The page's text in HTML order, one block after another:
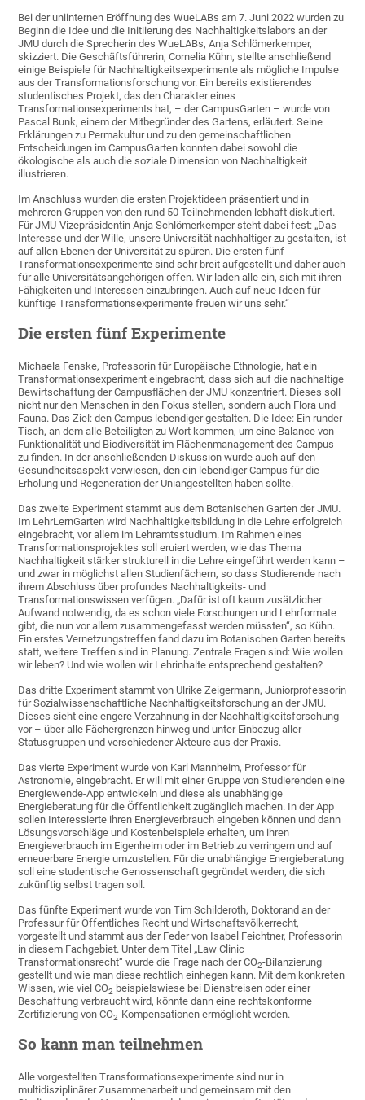
Bei der uniinternen Eröffnung des WueLABs am 7. Juni 2022 wurden zu
Beginn die Idee und die Initiierung des Nachhaltigkeitslabors an der
JMU durch die Sprecherin des WueLABs, Anja Schlömerkemper,
skizziert. Die Geschäftsführerin, Cornelia Kühn, stellte anschließend
einige Beispiele für Nachhaltigkeitsexperimente als mögliche Impulse
aus der Transformationsforschung vor. Ein bereits existierendes
studentisches Projekt, das den Charakter eines
Transformationsexperiments hat, – der CampusGarten – wurde von
Pascal Bunk, einem der Mitbegründer des Gartens, erläutert. Seine
Erklärungen zu Permakultur und zu den gemeinschaftlichen
Entscheidungen im CampusGarten konnten dabei sowohl die
ökologische als auch die soziale Dimension von Nachhaltigkeit
illustrieren.
Im Anschluss wurden die ersten Projektideen präsentiert und in
mehreren Gruppen von den rund 50 Teilnehmenden lebhaft diskutiert.
Für JMU-Vizepräsidentin Anja Schlömerkemper steht dabei fest: „Das
Interesse und der Wille, unsere Universität nachhaltiger zu gestalten, ist
auf allen Ebenen der Universität zu spüren. Die ersten fünf
Transformationsexperimente sind sehr breit aufgestellt und daher auch
für alle Universitätsangehörigen offen. Wir laden alle ein, sich mit ihren
Fähigkeiten und Interessen einzubringen. Auch auf neue Ideen für
künftige Transformationsexperimente freuen wir uns sehr.“
Die ersten fünf Experimente
Michaela Fenske, Professorin für Europäische Ethnologie, hat ein
Transformationsexperiment eingebracht, dass sich auf die nachhaltige
Bewirtschaftung der Campusflächen der JMU konzentriert. Dieses soll
nicht nur den Menschen in den Fokus stellen, sondern auch Flora und
Fauna. Das Ziel: den Campus lebendiger gestalten. Die Idee: Ein runder
Tisch, an dem alle Beteiligten zu Wort kommen, um eine Balance von
Funktionalität und Biodiversität im Flächenmanagement des Campus
zu finden. In der anschließenden Diskussion wurde auch auf den
Gesundheitsaspekt verwiesen, den ein lebendiger Campus für die
Erholung und Regeneration der Uniangestellten haben sollte.
Das zweite Experiment stammt aus dem Botanischen Garten der JMU.
Im LehrLernGarten wird Nachhaltigkeitsbildung in die Lehre erfolgreich
eingebracht, vor allem im Lehramtsstudium. Im Rahmen eines
Transformationsprojektes soll eruiert werden, wie das Thema
Nachhaltigkeit stärker strukturell in die Lehre eingeführt werden kann –
und zwar in möglichst allen Studienfächern, so dass Studierende nach
ihrem Abschluss über profundes Nachhaltigkeits- und
Transformationswissen verfügen. „Dafür ist oft kaum zusätzlicher
Aufwand notwendig, da es schon viele Forschungen und Lehrformate
gibt, die nun vor allem zusammengefasst werden müssten“, so Kühn.
Ein erstes Vernetzungstreffen fand dazu im Botanischen Garten bereits
statt, weitere Treffen sind in Planung. Zentrale Fragen sind: Wie wollen
wir leben? Und wie wollen wir Lehrinhalte entsprechend gestalten?
Das dritte Experiment stammt von Ulrike Zeigermann, Juniorprofessorin
für Sozialwissenschaftliche Nachhaltigkeitsforschung an der JMU.
Dieses sieht eine engere Verzahnung in der Nachhaltigkeitsforschung
vor – über alle Fächergrenzen hinweg und unter Einbezug aller
Statusgruppen und verschiedener Akteure aus der Praxis.
Das vierte Experiment wurde von Karl Mannheim, Professor für
Astronomie, eingebracht. Er will mit einer Gruppe von Studierenden eine
Energiewende-App entwickeln und diese als unabhängige
Energieberatung für die Öffentlichkeit zugänglich machen. In der App
sollen Interessierte ihren Energieverbrauch eingeben können und dann
Lösungsvorschläge und Kostenbeispiele erhalten, um ihren
Energieverbrauch im Eigenheim oder im Betrieb zu verringern und auf
erneuerbare Energie umzustellen. Für die unabhängige Energieberatung
soll eine studentische Genossenschaft gegründet werden, die sich
zukünftig selbst tragen soll.
Das fünfte Experiment wurde von Tim Schilderoth, Doktorand an der
Professur für Öffentliches Recht und Wirtschaftsvölkerrecht,
vorgestellt und stammt aus der Feder von Isabel Feichtner, Professorin
in diesem Fachgebiet. Unter dem Titel „Law Clinic
Transformationsrecht“ wurde die Frage nach der CO2-Bilanzierung
gestellt und wie man diese rechtlich einhegen kann. Mit dem konkreten
Wissen, wie viel CO2 beispielswiese bei Dienstreisen oder einer
Beschaffung verbraucht wird, könnte dann eine rechtskonforme
Zertifizierung von CO2-Kompensationen ermöglicht werden.
So kann man teilnehmen
Alle vorgestellten Transformationsexperimente sind nur in
multidisziplinärer Zusammenarbeit und gemeinsam mit den